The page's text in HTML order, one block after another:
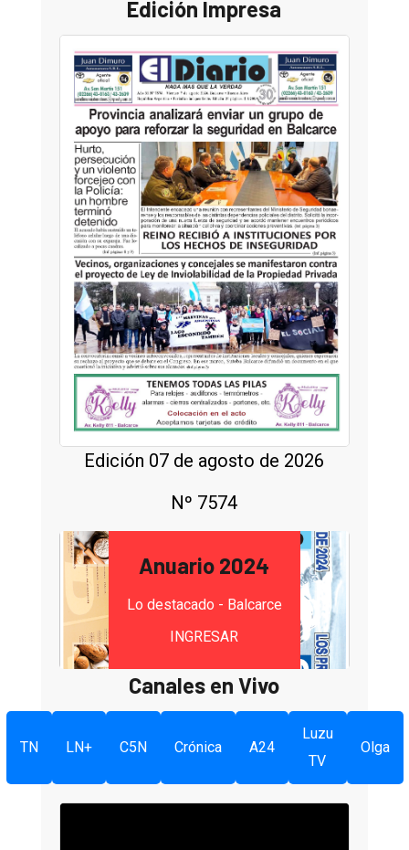
Edición Impresa
Edición 07 de agosto de 2026
Nº 7574
Anuario 2024
Lo destacado - Balcarce
INGRESAR
Canales en Vivo
TN LN+ C5N Crónica A24
Luzu
TV
Olga